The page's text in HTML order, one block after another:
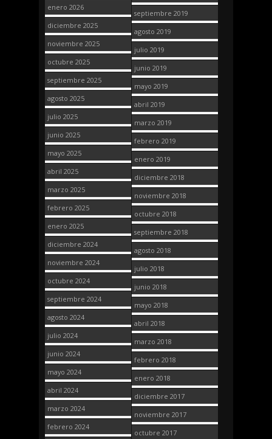
enero 2026
diciembre 2025
noviembre 2025
octubre 2025
septiembre 2025
agosto 2025
julio 2025
junio 2025
mayo 2025
abril 2025
marzo 2025
febrero 2025
enero 2025
diciembre 2024
noviembre 2024
octubre 2024
septiembre 2024
agosto 2024
julio 2024
junio 2024
mayo 2024
abril 2024
marzo 2024
febrero 2024
septiembre 2019
agosto 2019
julio 2019
junio 2019
mayo 2019
abril 2019
marzo 2019
febrero 2019
enero 2019
diciembre 2018
noviembre 2018
octubre 2018
septiembre 2018
agosto 2018
julio 2018
junio 2018
mayo 2018
abril 2018
marzo 2018
febrero 2018
enero 2018
diciembre 2017
noviembre 2017
octubre 2017